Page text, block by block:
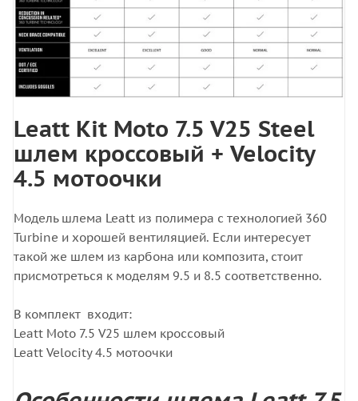
Leatt Kit Moto 7.5 V25 Steel
шлем кроссовый + Velocity
4.5 мотоочки
Модель шлема Leatt из полимера с технологией 360
Turbine и хорошей вентиляцией. Если интересует
такой же шлем из карбона или композита, стоит
присмотреться к моделям 9.5 и 8.5 соответственно.
В комплект входит:
Leatt Moto 7.5 V25 шлем кроссовый
Leatt Velocity 4.5 мотоочки